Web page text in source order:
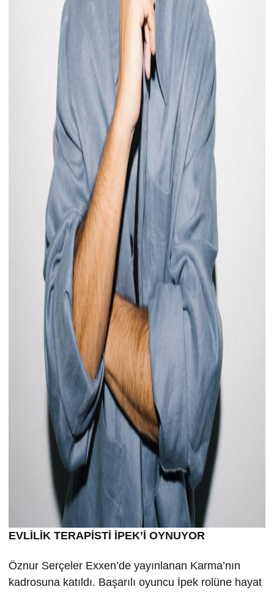
EVLİLİK TERAPİSTİ İPEK’İ OYNUYOR
Öznur Serçeler Exxen’de yayınlanan Karma’nın
kadrosuna katıldı. Başarılı oyuncu İpek rolüne hayat